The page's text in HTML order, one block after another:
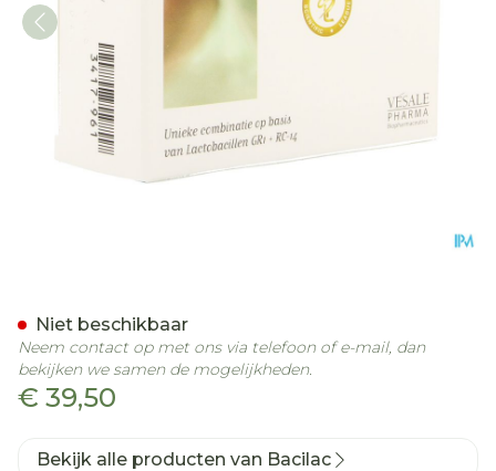
€ 39,50
Niet beschikbaar
Neem contact op met ons via telefoon of e-mail, dan
bekijken we samen de mogelijkheden.
Bekijk alle producten van Bacilac